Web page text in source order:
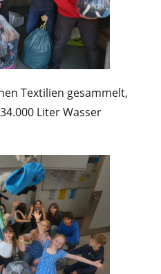
Textilien gesammelt,
Liter Wasser